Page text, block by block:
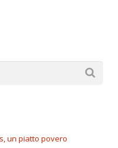
un piatto povero